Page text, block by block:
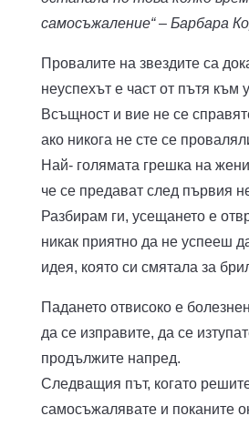
самосъжаление“ – Барбара
Провалите на звездите са
неуспехът е част от пътя към
Всъщност и вие не се
ако никога не сте се
Най- голямата грешка на
че се предават след първия
Разбирам ги, усещането е
никак приятно да не успееш
идея, която си смятала за
Падането отвисоко е
да се изправите, да се
продължите напред.
Следващия път, когато
самосъжалявате и поканите